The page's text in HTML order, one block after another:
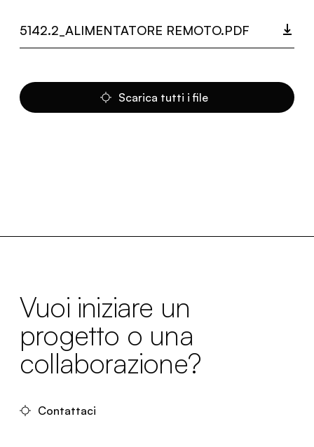
5142.2_ALIMENTATORE REMOTO.PDF
Scarica tutti i file
Vuoi iniziare un
progetto o una
collaborazione?
Contattaci